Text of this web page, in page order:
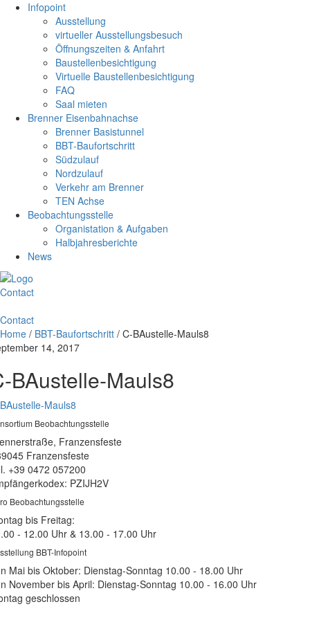
Infopoint
Ausstellung
virtueller Ausstellungsbesuch
Öffnungszeiten & Anfahrt
Baustellenbesichtigung
Virtuelle Baustellenbesichtigung
FAQ
Saal mieten
Brenner Eisenbahnachse
Brenner Basistunnel
BBT-Baufortschritt
Südzulauf
Nordzulauf
Verkehr am Brenner
TEN Achse
Beobachtungsstelle
Organistation & Aufgaben
Halbjahresberichte
News
Contact
Contact
Home / BBT-Baufortschritt / C-BAustelle-Mauls8
14, 2017
BAustelle-Mauls8
Mauls8
Beobachtungsstelle
Franzensfeste
Franzensfeste
+39 0472 057200
PZIJH2V
Beobachtungsstelle
bis Freitag:
- 12.00 Uhr & 13.00 - 17.00 Uhr
BBT-Infopoint
Mai bis Oktober: Dienstag-Sonntag 10.00 - 18.00 Uhr
November bis April: Dienstag-Sonntag 10.00 - 16.00 Uhr
geschlossen